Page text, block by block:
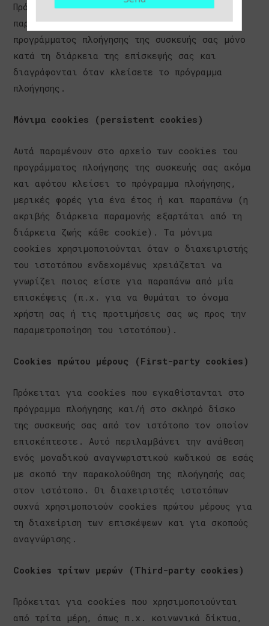
Πρόκειται για προσωρινά cookies που
παραμένουν στο αρχείο των cookies του
προγράμματος πλοήγησης της συσκευής σας μόνο
κατά τη διάρκεια της επίσκεψής σας και
διαγράφονται όταν κλείσετε το πρόγραμμα
πλοήγησης.
Μόνιμα cookies (persistent cookies)
Αυτά παραμένουν στο αρχείο των cookies του
προγράμματος πλοήγησης της συσκευής σας ακόμα
και αφότου κλείσει το πρόγραμμα πλοήγησης,
μερικές φορές για ένα έτος ή και παραπάνω (η
ακριβής διάρκεια παραμονής εξαρτάται από τη
διάρκεια ζωής κάθε cookie). Τα μόνιμα
cookies χρησιμοποιούνται όταν ο διαχειριστής
του ιστοτόπου ενδεχομένως χρειάζεται να
γνωρίζει ποιος είστε για παραπάνω από μία
επισκέψεις (π.χ. για να θυμάται το όνομα
χρήστη σας ή τις προτιμήσεις σας ως προς την
παραμετροποίηση του ιστοτόπου).
Cookies πρώτου μέρους (First-party cookies)
Πρόκειται για cookies που εγκαθίστανται στο
πρόγραμμα πλοήγησης και/ή στο σκληρό δίσκο
της συσκευής σας από τον ιστότοπο τον οποίον
επισκέπτεστε. Αυτό περιλαμβάνει την ανάθεση
ενός μοναδικού αναγνωριστικού κωδικού σε εσάς
με σκοπό την παρακολούθηση της πλοήγησής σας
στον ιστότοπο. Οι διαχειριστές ιστοτόπων
συχνά χρησιμοποιούν cookies πρώτου μέρους για
τη διαχείριση των επισκέψεων και για σκοπούς
αναγνώρισης.
Cookies τρίτων μερών (Third-party cookies)
Πρόκειται για cookies που χρησιμοποιούνται
από τρίτα μέρη, όπως π.χ. κοινωνικά δίκτυα,